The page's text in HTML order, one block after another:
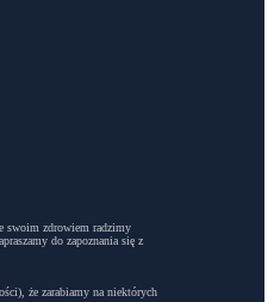
swoim zdrowiem radzimy
do zapoznania się z
że zarabiamy na niektórych